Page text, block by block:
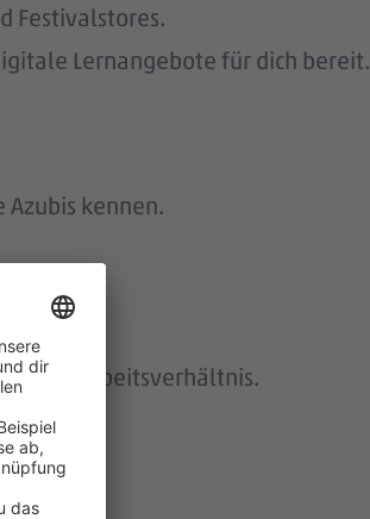
Festivalstores.
Lernangebote für dich bereit.
kennen.
Arbeitsverhältnis.